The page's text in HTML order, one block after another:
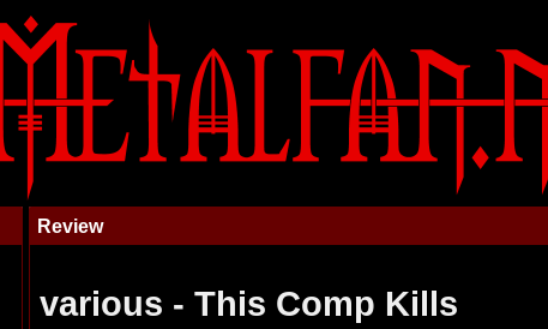
Review
various - This Comp Kills